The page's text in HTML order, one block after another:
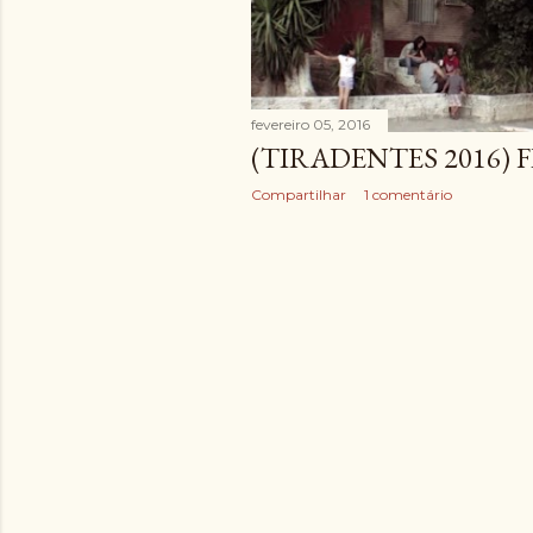
e
n
s
fevereiro 05, 2016
(TIRADENTES 2016)
Compartilhar 1 comentário